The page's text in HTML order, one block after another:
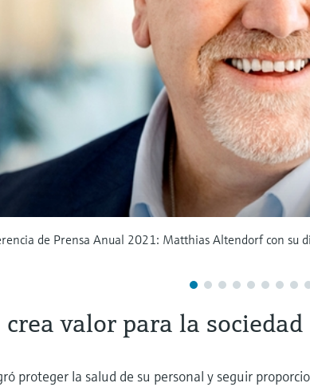
de Prensa Anual 2021: Matthias Altendorf con su
valor para la sociedad
proteger la salud de su personal y seguir